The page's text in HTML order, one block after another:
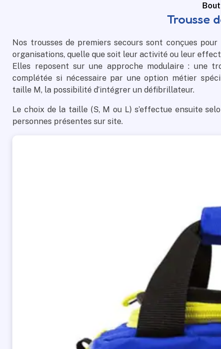
Trousse
Nos trousses de premiers secours sont conçues pour
organisations, quelle que soit leur activité ou leur
Elles reposent sur une approche modulaire : une
complétée si nécessaire par une option métier
taille M, la possibilité d’intégrer un défibrillateur.
Le choix de la taille (S, M ou L) s’effectue ensuite
personnes présentes sur site.